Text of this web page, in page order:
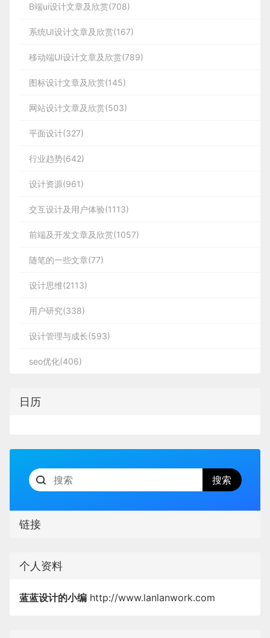
B端ui设计文章及欣赏(708)
系统UI设计文章及欣赏(167)
移动端UI设计文章及欣赏(789)
图标设计文章及欣赏(145)
网站设计文章及欣赏(503)
平面设计(327)
行业趋势(642)
设计资源(961)
交互设计及用户体验(1113)
前端及开发文章及欣赏(1057)
随笔的一些文章(77)
设计思维(2113)
用户研究(338)
设计管理与成长(593)
seo优化(406)
日历
链接
个人资料
蓝蓝设计的小编 http://www.lanlanwork.com